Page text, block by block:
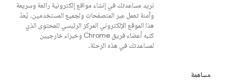
نريد مساعدتك في إنشاء مواقع إلكترونية رائعة وسريعة
وآمنة تعمل عبر المتصفحات ولجميع المستخدمين. يُعدّ
هذا الموقع الإلكتروني المركز الرئيسي للمحتوى الذي
كتبه أعضاء فريق Chrome وخبراء خارجيين
لمساعدتك في هذه الرحلة.
مساهمة